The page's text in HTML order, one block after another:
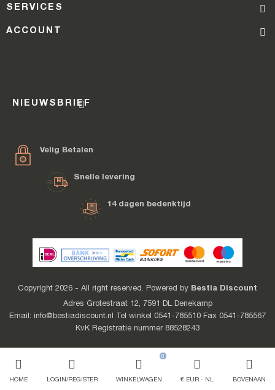
HOME LOGIN/REGISTER
0
WINKELWAGEN € EUR NL BOVENAAN
SERVICES
ACCOUNT
NIEUWSBRIEF
Velig Betalen
Snelle levering
14 dagen bedenktijd
Copyright 2026 - All right reserved. Powered by Bestia Discount
Adres Grotestraat 12, 7591 DL Denekamp
Email: info@bestiadiscount.nl Tel winkel 0541-785510 Fax 0541-785567
KvK Registratie nummer 88528243